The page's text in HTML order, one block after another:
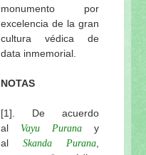
monumento por
excelencia de la gran
cultura védica de
data inmemorial.
NOTAS
[1]. De acuerdo
al Vayu Purana y
al Skanda Purana